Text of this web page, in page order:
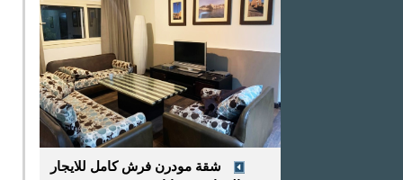
شقة مودرن فرش كامل للايجار